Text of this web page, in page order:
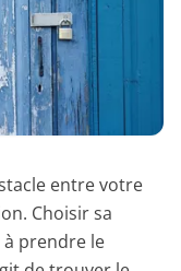
entre votre
Choisir sa
prendre le